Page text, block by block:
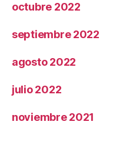
octubre 2022
septiembre 2022
agosto 2022
julio 2022
noviembre 2021